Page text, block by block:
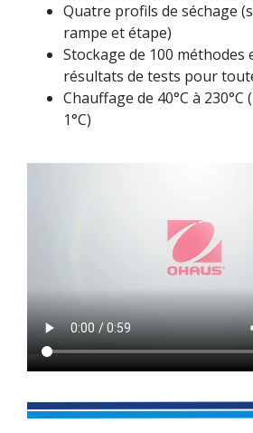
Quatre profils de séchage
rampe et étape)
Stockage de 100 méthodes
résultats de tests pour
Chauffage de 40°C à
1°C)